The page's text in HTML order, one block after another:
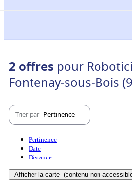
2 offres pour
Fontenay-sous-Bois
Trier par Pertinence
Pertinence
Date
Distance
Afficher la carte (contenu non-